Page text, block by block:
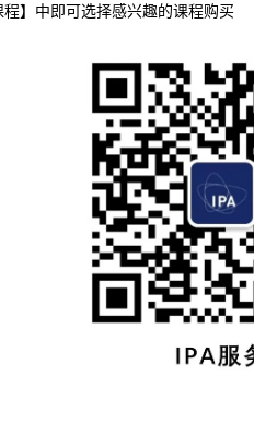
】中即可选择感兴趣的课程购买